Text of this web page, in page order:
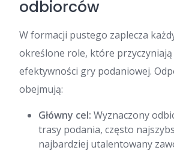
odbiorców
W formacji pustego zaplecza
określone role, które
efektywności gry podaniowej.
obejmują:
Główny cel: Wyznaczony
trasy podania, często
najbardziej utalentowany